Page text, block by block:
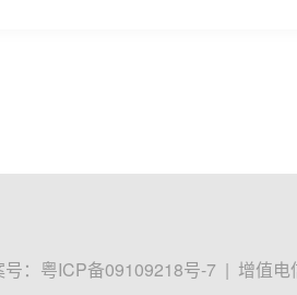
： 粤ICP备09109218号-7 | 增值电